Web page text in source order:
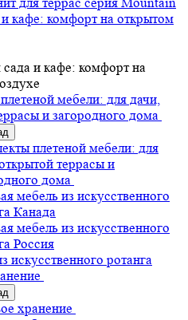
кафе: комфорт на открытом
и кафе: комфорт на
мебели: для дачи,
и загородного дома
плетеной мебели: для
террасы и
дома
мебель из искусственного
Канада
мебель из искусственного
Россия
искусственного ротанга
хранение